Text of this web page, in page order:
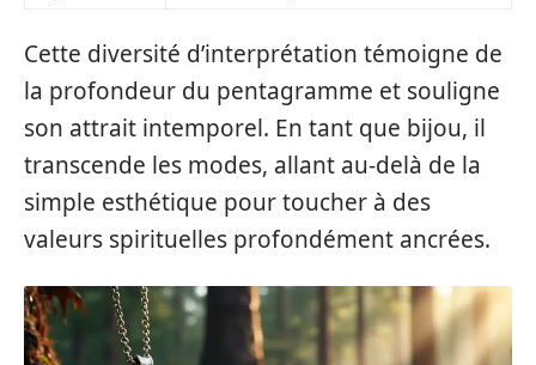
Cette diversité d’interprétation témoigne de
la profondeur du pentagramme et souligne
son attrait intemporel. En tant que bijou, il
transcende les modes, allant au-delà de la
simple esthétique pour toucher à des
valeurs spirituelles profondément ancrées.